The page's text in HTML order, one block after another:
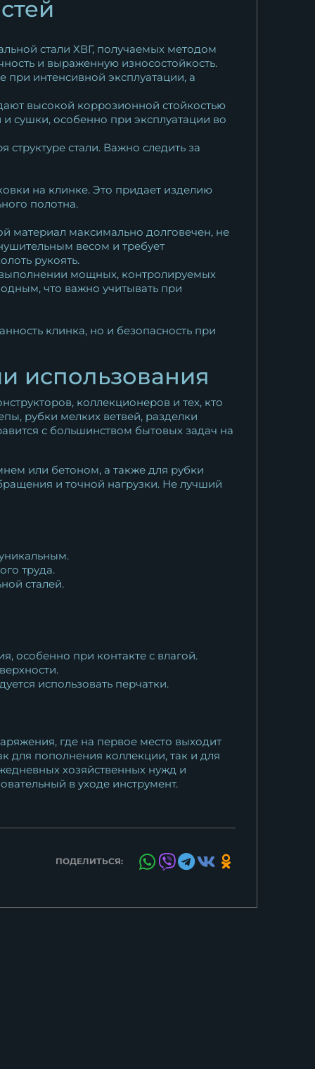
стали ХВГ, получаемых методом
и выраженную износостойкость.
при интенсивной эксплуатации, а
высокой коррозионной стойкостью
сушки, особенно при эксплуатации во
стали. Важно следить за
на клинке. Это придает изделию
полотна.
материал максимально долговечен, не
весом и требует
рукоять.
мощных, контролируемых
что важно учитывать при
клинка, но и безопасность при
использования
коллекционеров и тех, кто
рубки мелких ветвей, разделки
с большинством бытовых задач на
или бетоном, а также для рубки
и точной нагрузки. Не лучший
труда.
сталей.
особенно при контакте с влагой.
использовать перчатки.
где на первое место выходит
для пополнения коллекции, так и для
хозяйственных нужд и
в уходе инструмент.
ПОДЕЛИТЬСЯ: